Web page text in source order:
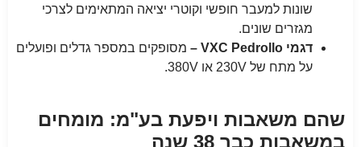
שונות למעבר חופשי וקוטרי יציאה המתאימים לצרכי
מגזרים שונים.
דגמי VXC Pedrollo –
מסופקים במספר גדלים ופועלים
על מתח של 230V או 380V.
שהם משאבות ויפעת בע"מ: מומחים
במשאבות כבר 38 שנה